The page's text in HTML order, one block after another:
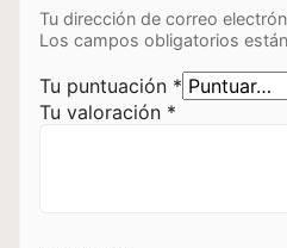
Tu dirección de correo
Los campos obligatorios
Tu puntuación *
Tu valoración *